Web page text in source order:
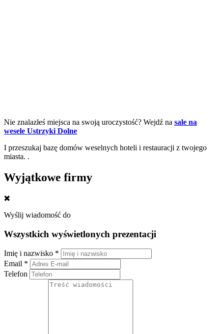
Nie znalazłeś miejsca na swoją uroczystość? Wejdź na sale na
wesele Ustrzyki Dolne
I przeszukaj bazę domów weselnych hoteli i restauracji z twojego
miasta. .
Wyjątkowe firmy
Wyślij wiadomość do
Wszystkich wyświetlonych prezentacji
Imię i nazwisko *
Email *
Telefon